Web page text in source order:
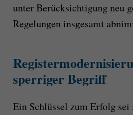
unter Berücksichtigung neu
Regelungen insgesamt
sperriger Begriff
Ein Schlüssel zum Erfolg sei